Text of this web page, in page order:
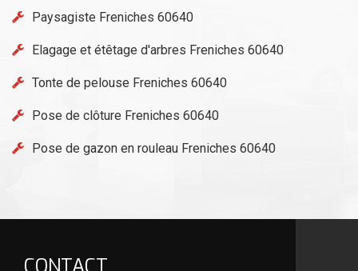
Paysagiste Freniches 60640
Elagage et étêtage d'arbres Freniches 60640
Tonte de pelouse Freniches 60640
Pose de clôture Freniches 60640
Pose de gazon en rouleau Freniches 60640